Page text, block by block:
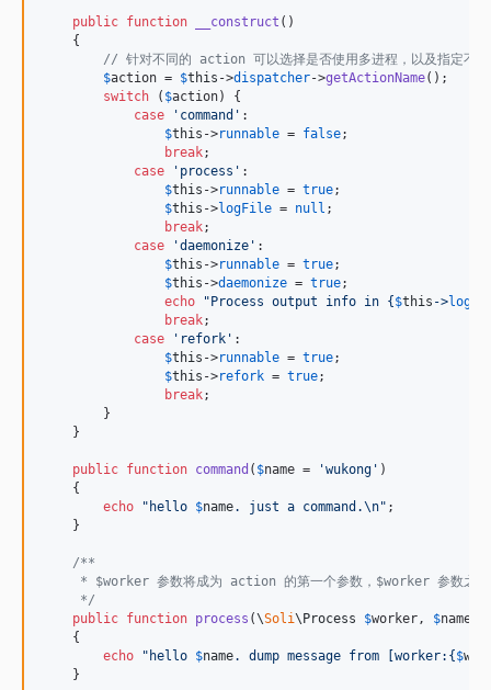
public function __construct ()
    {
// 针对不同的 action 可以选择是否使用多进程，以及指定不同
$action = $this ->dispatcher->getActionName();
switch ( $action) {
case
' command ' :
$this ->runnable = false;
break;
case
' process ' :
$this ->runnable = true;
$this ->logFile = null ;
break;
case
'daemonize ' :
$this ->runnable = true;
$this ->daemonize = true;
echo
" Process output info in { $this ->
break;
case
' refork ' :
$this ->runnable = true;
$this ->refork = true;
break;
        }
    }
public function command ( $name = 'wukong ' )
    {
echo
" hello $name. just a command.\n" ;
    }
/**
* $worker 参数将成为 action 的第一个参数，$worker 参数之后
     */
public function process (\Soli\ Process $worker, $name
    {
echo
" hello $name. dump message from [worker: { $
    }